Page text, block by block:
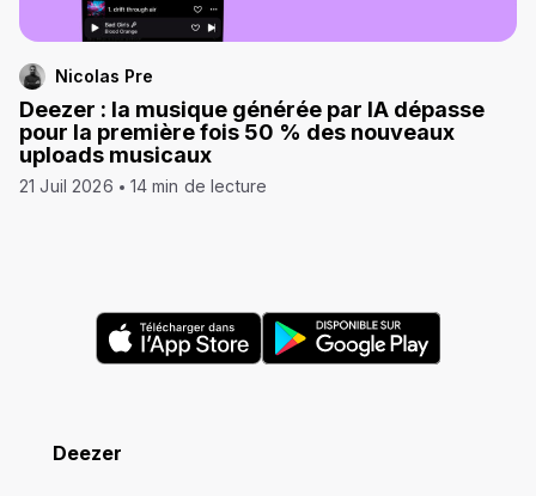
Nicolas Pre
Deezer : la musique générée par IA dépasse
pour la première fois 50 % des nouveaux
uploads musicaux
21 Juil 2026 14 min de lecture
Deezer